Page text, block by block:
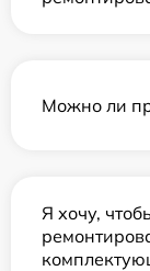
Можно ли
Я хочу,